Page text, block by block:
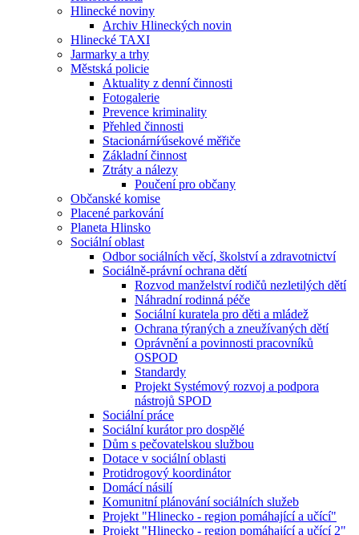
Hlinecké noviny
Archiv Hlineckých novin
Hlinecké TAXI
Jarmarky a trhy
Městská policie
Aktuality z denní činnosti
Fotogalerie
Prevence kriminality
Přehled činnosti
Stacionární⁄úsekové měřiče
Základní činnost
Ztráty a nálezy
Poučení pro občany
Občanské komise
Placené parkování
Planeta Hlinsko
Sociální oblast
Odbor sociálních věcí, školství a zdravotnictví
Sociálně-právní ochrana dětí
Rozvod manželství rodičů nezletilých dětí
Náhradní rodinná péče
Sociální kuratela pro děti a mládež
Ochrana týraných a zneužívaných dětí
Oprávnění a povinnosti pracovníků
OSPOD
Standardy
Projekt Systémový rozvoj a podpora
nástrojů SPOD
Sociální práce
Sociální kurátor pro dospělé
Dům s pečovatelskou službou
Dotace v sociální oblasti
Protidrogový koordinátor
Domácí násilí
Komunitní plánování sociálních služeb
Projekt "Hlinecko - region pomáhající a učící"
Projekt "Hlinecko - region pomáhající a učící 2"